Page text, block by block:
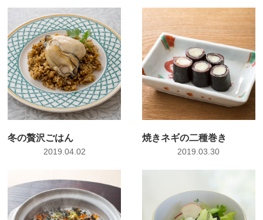
冬の贅沢ごはん
2019.04.02
焼きネギの二種巻き
2019.03.30